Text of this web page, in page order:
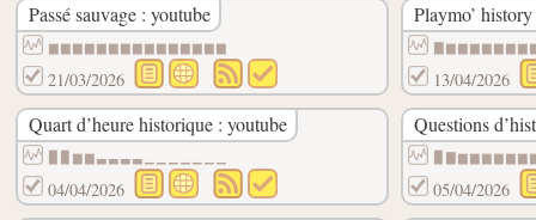
Passé sauvage : youtube
▆▆▆▆▆▆▆▆▆▆▆▆▆▆▆
21/03/2026
Playmo’
13/04/2026
Quart d’heure historique : youtube
▉▉▆▆▃▃▃▃▁▁▁▁▁▁▁
04/04/2026
Questions
05/04/2026